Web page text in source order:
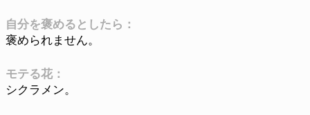
自分を褒めるとしたら：
褒められません。
モテる花：
シクラメン。